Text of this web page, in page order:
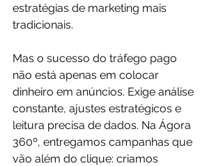
estratégias de marketing mais
tradicionais.
Mas o sucesso do tráfego pago
não está apenas em colocar
dinheiro em anúncios. Exige análise
constante, ajustes estratégicos e
leitura precisa de dados. Na Ágora
360º, entregamos campanhas que
vão além do clique: criamos